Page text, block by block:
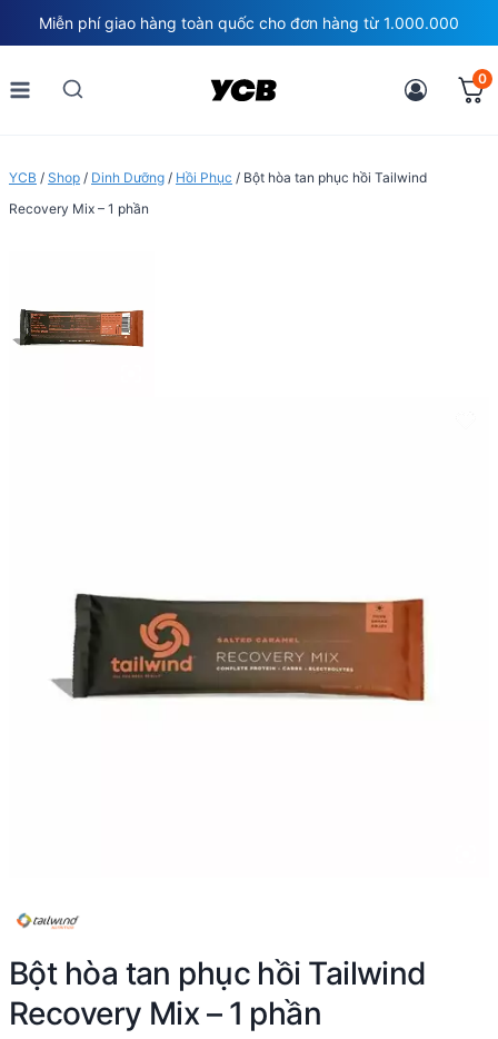
to
content
Miễn phí giao hàng toàn quốc cho đơn hàng từ 1.000.000
0
YCB / Shop / Dinh Dưỡng / Hồi Phục / Bột hòa tan phục hồi Tailwind
Recovery Mix – 1 phần
Bột hòa tan phục hồi Tailwind
Recovery Mix – 1 phần